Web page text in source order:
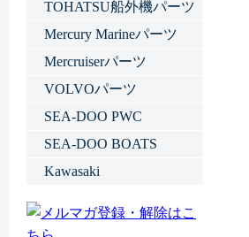
TOHATSU船外機パーツ
Mercury Marineパーツ
Mercruiserパーツ
VOLVOパーツ
SEA-DOO PWC
SEA-DOO BOATS
Kawasaki